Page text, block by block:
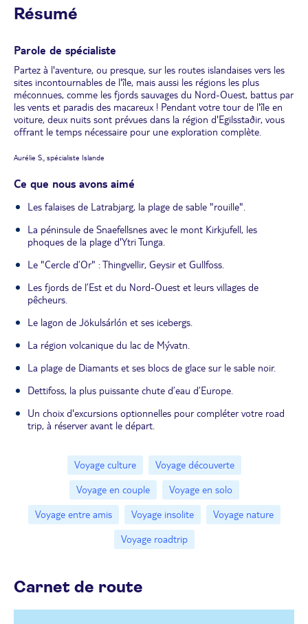
Résumé
Parole de spécialiste
Partez à l'aventure, ou presque, sur les routes islandaises vers les
sites incontournables de l'île, mais aussi les régions les plus
méconnues, comme les fjords sauvages du Nord-Ouest, battus par
les vents et paradis des macareux ! Pendant votre tour de l'île en
voiture, deux nuits sont prévues dans la région d'Egilsstaðir, vous
offrant le temps nécessaire pour une exploration complète.
Aurélie S., spécialiste Islande
Ce que nous avons aimé
Les falaises de Latrabjarg, la plage de sable "rouille".
La péninsule de Snaefellsnes avec le mont Kirkjufell, les
phoques de la plage d'Ytri Tunga.
Le "Cercle d’Or" : Thingvellir, Geysir et Gullfoss.
Les fjords de l’Est et du Nord-Ouest et leurs villages de
pêcheurs.
Le lagon de Jökulsárlón et ses icebergs.
La région volcanique du lac de Mývatn.
La plage de Diamants et ses blocs de glace sur le sable noir.
Dettifoss, la plus puissante chute d’eau d’Europe.
Un choix d'excursions optionnelles pour compléter votre road
trip, à réserver avant le départ.
Voyage culture
Voyage découverte
Voyage en couple
Voyage en solo
Voyage entre amis
Voyage insolite
Voyage nature
Voyage roadtrip
Carnet de route